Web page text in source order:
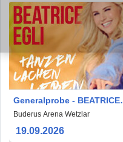
Generalprobe - BEATRICE
EGLI: Tanzen - Lachen -
Leben | Die Tournee!
Buderus Arena Wetzlar
19.09.2026